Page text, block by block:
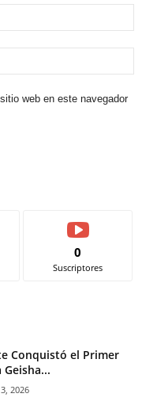
web en este navegador
0
Suscriptores
Conquistó el Primer
2026